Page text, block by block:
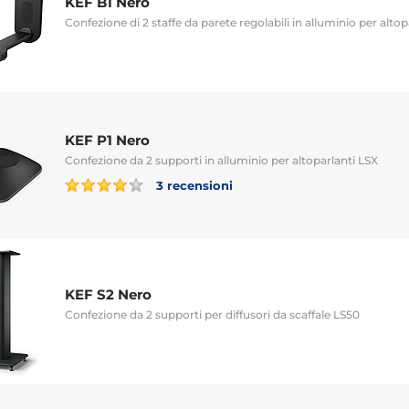
Confezione di 2 staffe da parete regolabili in alluminio per
KEF P1 Nero
Confezione da 2 supporti in alluminio per altoparlanti LSX
3 recensioni
KEF S2 Nero
Confezione da 2 supporti per diffusori da scaffale LS50